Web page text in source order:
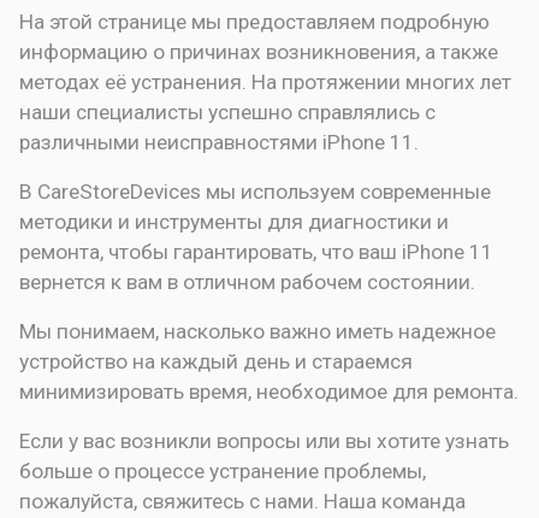
На этой странице мы предоставляем подробную
информацию о причинах возникновения, а также
методах её устранения. На протяжении многих лет
наши специалисты успешно справлялись с
различными неисправностями iPhone 11.
В CareStoreDevices мы используем современные
методики и инструменты для диагностики и
ремонта, чтобы гарантировать, что ваш iPhone 11
вернется к вам в отличном рабочем состоянии.
Мы понимаем, насколько важно иметь надежное
устройство на каждый день и стараемся
минимизировать время, необходимое для ремонта.
Если у вас возникли вопросы или вы хотите узнать
больше о процессе устранение проблемы,
пожалуйста, свяжитесь с нами. Наша команда